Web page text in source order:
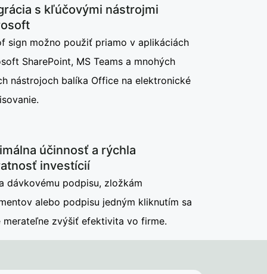
s kľúčovými nástrojmi
sign možno použiť priamo v aplikáciách
SharePoint, MS Teams a mnohých
nástrojoch balíka Office na elektronické
účinnosť a rýchla
investícií
dávkovému podpisu, zložkám
alebo podpisu jedným kliknutím sa
merateľne zvýšiť efektivita vo firme.